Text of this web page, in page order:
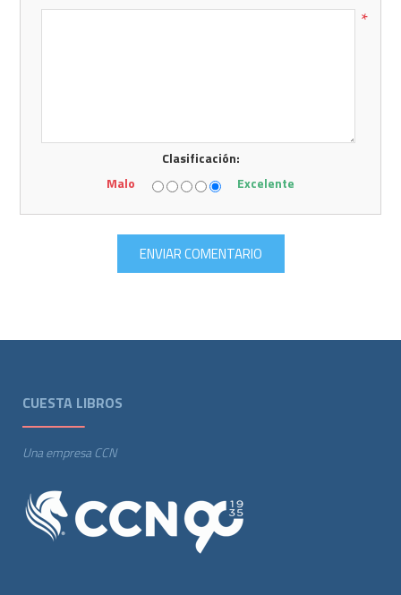
*
Clasificación:
Malo
Excelente
CUESTA LIBROS
Una empresa CCN